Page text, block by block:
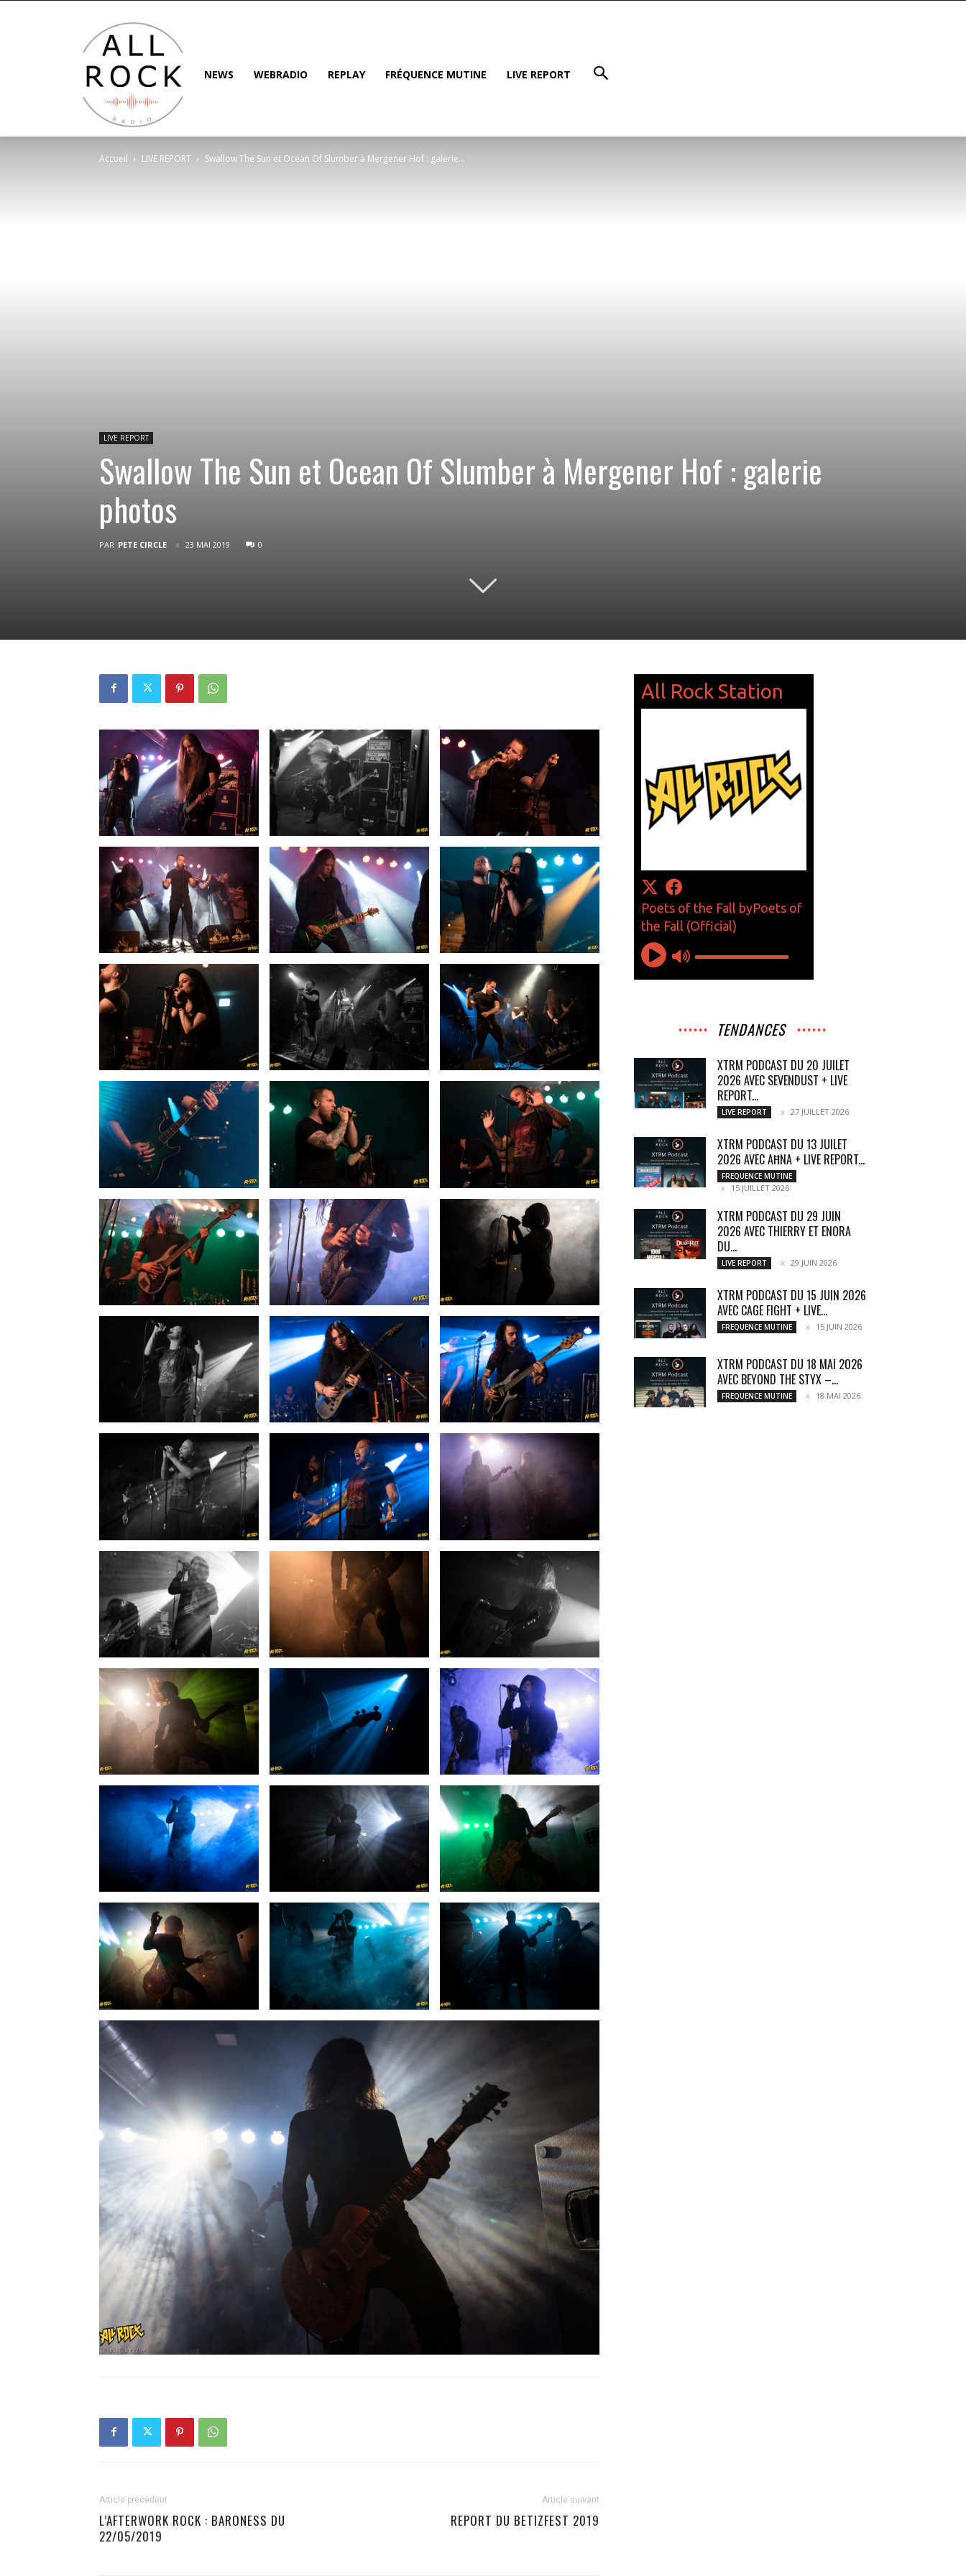
NEWS WEBRADIO REPLAY FRÉQUENCE MUTINE LIVE REPORT
Accueil LIVE REPORT Swallow The Sun et Ocean Of Slumber à Mergener Hof : galerie...
LIVE REPORT
Swallow The Sun et Ocean Of Slumber à Mergener Hof : galerie
photos
PAR PETE CIRCLE 23 MAI 2019 0
Article précédent
L’AFTERWORK ROCK : BARONESS DU
22/05/2019
Article suivant
REPORT DU BETIZFEST 2019
TENDANCES
XTRM PODCAST DU 20 JUILET
2026 AVEC SEVENDUST + LIVE
REPORT...
LIVE REPORT 27 JUILLET 2026
XTRM PODCAST DU 13 JUILET
2026 AVEC AĦNA + LIVE REPORT...
FREQUENCE MUTINE
15 JUILLET 2026
XTRM PODCAST DU 29 JUIN
2026 AVEC THIERRY ET ENORA
DU...
LIVE REPORT 29 JUIN 2026
XTRM PODCAST DU 15 JUIN 2026
AVEC CAGE FIGHT + LIVE...
FREQUENCE MUTINE 15 JUIN 2026
XTRM PODCAST DU 18 MAI 2026
AVEC BEYOND THE STYX –...
FREQUENCE MUTINE 18 MAI 2026